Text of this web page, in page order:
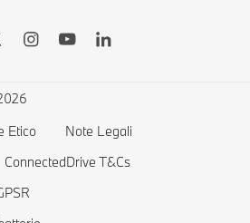
Etico
Note Legali
ConnectedDrive T&Cs